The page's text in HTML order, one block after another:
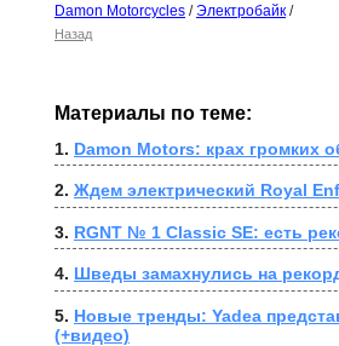
Damon Motorcycles /Электробайк /
Назад
Материалы по теме:
1. Damon Motors: крах громких
2. Ждем электрический Royal
3. RGNT № 1 Classic SE: есть
4. Шведы замахнулись на
5. Новые тренды: Yadea
(+видео)